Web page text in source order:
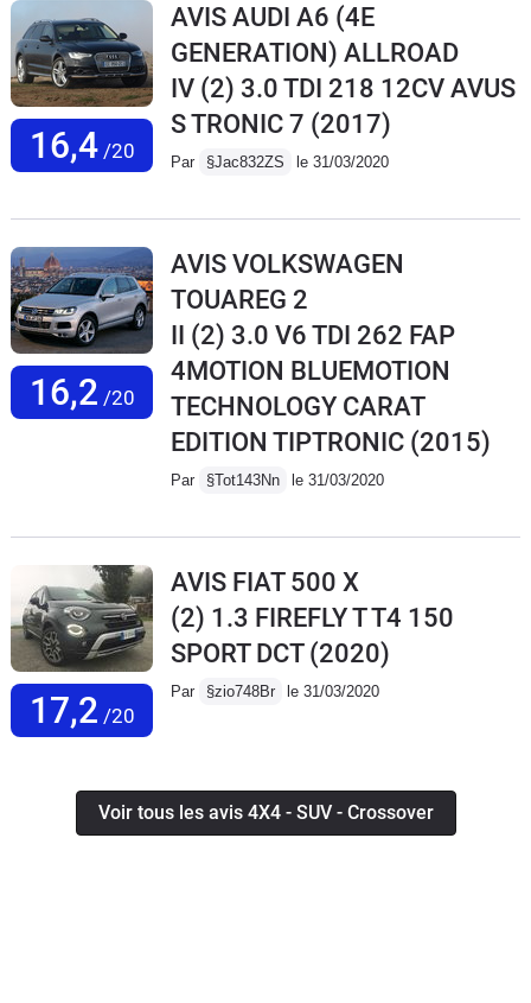
16,4/20
AVIS AUDI A6 (4E
GENERATION) ALLROAD
IV (2) 3.0 TDI 218 12CV AVUS
S TRONIC 7 (2017)
Par §Jac832ZS le 31/03/2020
16,2 /20
AVIS VOLKSWAGEN
TOUAREG 2
II (2) 3.0 V6 TDI 262 FAP
4MOTION BLUEMOTION
TECHNOLOGY CARAT
EDITION TIPTRONIC (2015)
Par §Tot143Nn le 31/03/2020
17,2 /20
AVIS FIAT 500 X
(2) 1.3 FIREFLY T T4 150
SPORT DCT(2020)
Par §zio748Br le 31/03/2020
Voir tous les avis 4X4 - SUV - Crossover